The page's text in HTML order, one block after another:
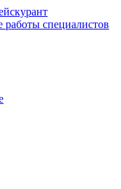
работы специалистов